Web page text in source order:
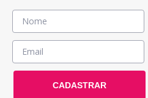
Vinhos >
País / Região >
Le Club >
95
95
CADASTRAR